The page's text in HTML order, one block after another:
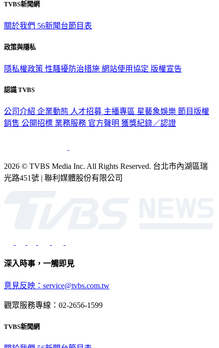
TVBS新聞網
關於我們 56新聞台節目表
政策與隱私
隱私權政策 性騷擾防治措施 網站使用協定 版權宣告
認識 TVBS
公司介紹 企業動態 人才招募 主播專區 星藝象娛樂 節目版權
銷售 公開招標 業務服務 官方聲明 獲獎紀錄／認證
2026 © TVBS Media Inc. All Rights Reserved. 台北市內湖區瑞
光路451號 | 聯利媒體股份有限公司
深入時事，一觸即見
意見反映：service@tvbs.com.tw
觀眾服務專線：02-2656-1599
TVBS新聞網